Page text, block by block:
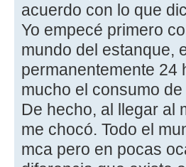
acuerdo con lo que
Yo empecé primero
mundo del estanque,
permanentemente 24
mucho el consumo
De hecho, al llegar al
me chocó. Todo el
mca pero en pocas